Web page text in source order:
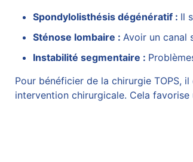
Spondylolisthésis dégénératif : Il
Sténose lombaire :Avoir un canal
Instabilité segmentaire :
Pour bénéficier de lachirurgie TOPS,
intervention chirurgicale. Cela favorise